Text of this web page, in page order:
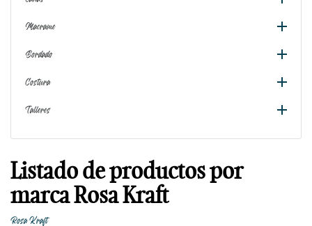
Macrame 
Bordado 
Costura 
Talleres 
Listado de productos por
marca Rosa Kraft
Rosa Kraft